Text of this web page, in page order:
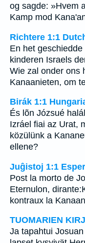
og sagde: »Hvem
Kamp mod
Richtere 1:1
En het
kinderen Israels
Wie zal onder ons
Kanaanieten, om
Birák 1:1
És lõn Józsué
Izráel fiai az Urat,
közülünk a
ellene?
Juĝistoj 1:1
Post la morto de
Eternulon,
kontraux la
TUOMARIEN
Ja tapahtui